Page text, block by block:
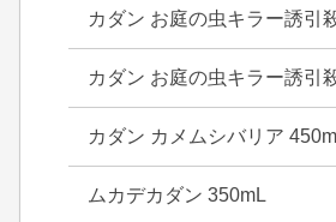
カダン お庭の虫キラー誘引
カダン お庭の虫キラー誘引
カダン カメムシバリア
ムカデカダン 350mL